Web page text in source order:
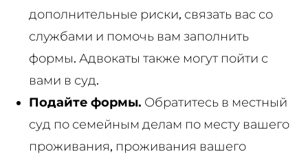
дополнительные риски, связать вас со
службами и помочь вам заполнить
формы. Адвокаты также могут пойти с
вами в суд.
Подайте формы. Обратитесь в местный
суд по семейным делам по месту вашего
проживания, проживания вашего